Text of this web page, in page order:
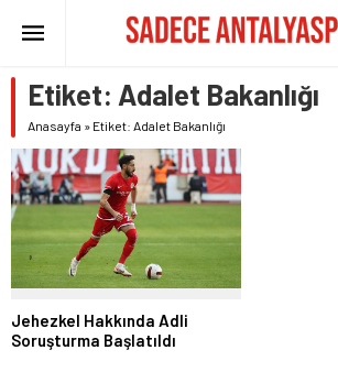
Etiket: Adalet Bakanlığı
Anasayfa » Etiket: Adalet Bakanlığı
Jehezkel Hakkında Adli
Soruşturma Başlatıldı